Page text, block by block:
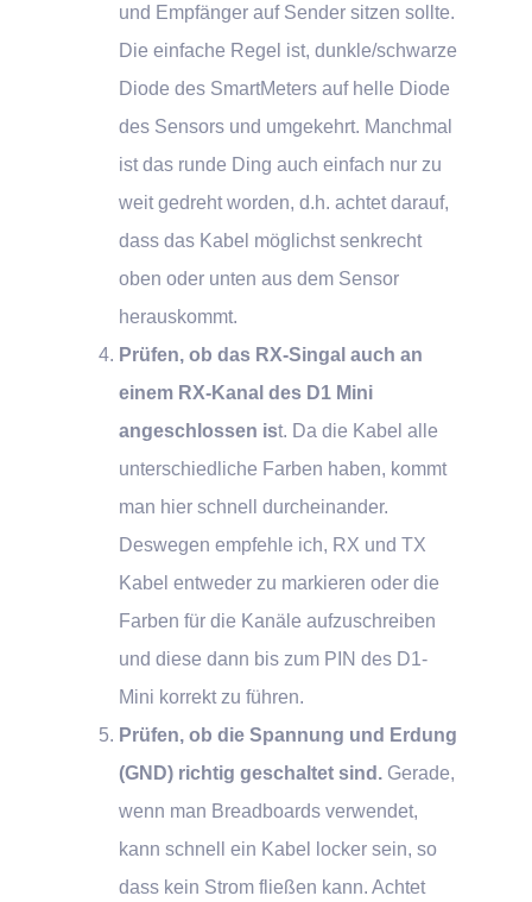
und Empfänger auf Sender sitzen sollte.
Die einfache Regel ist, dunkle/schwarze
Diode des SmartMeters auf helle Diode
des Sensors und umgekehrt. Manchmal
ist das runde Ding auch einfach nur zu
weit gedreht worden, d.h. achtet darauf,
dass das Kabel möglichst senkrecht
oben oder unten aus dem Sensor
herauskommt.
Prüfen, ob das RX-Singal auch an
einem RX-Kanal des D1 Mini
angeschlossen ist. Da die Kabel alle
unterschiedliche Farben haben, kommt
man hier schnell durcheinander.
Deswegen empfehle ich, RX und TX
Kabel entweder zu markieren oder die
Farben für die Kanäle aufzuschreiben
und diese dann bis zum PIN des D1-
Mini korrekt zu führen.
Prüfen, ob die Spannung und Erdung
(GND) richtig geschaltet sind. Gerade,
wenn man Breadboards verwendet,
kann schnell ein Kabel locker sein, so
dass kein Strom fließen kann. Achtet